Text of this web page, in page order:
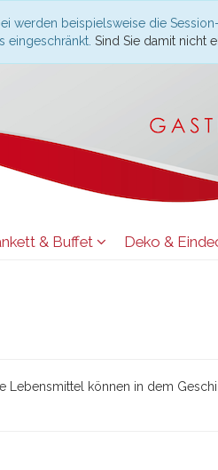
werden beispielsweise die
eingeschränkt. Sind Sie damit nicht
& Buffet Deko &
können in dem